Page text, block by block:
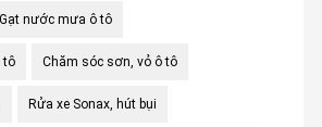
Gạt nước mưa ô tô
tô Chăm sóc sơn, vỏ ô tô
Rửa xe Sonax, hút bụi